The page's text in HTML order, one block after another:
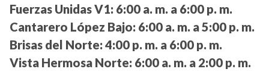
Fuerzas Unidas V1: 6:00 a. m. a 6:00 p. m.
Cantarero López Bajo: 6:00 a. m. a 5:00 p. m.
Brisas del Norte: 4:00 p. m. a 6:00 p. m.
Vista Hermosa Norte: 6:00 a. m. a 2:00 p. m.